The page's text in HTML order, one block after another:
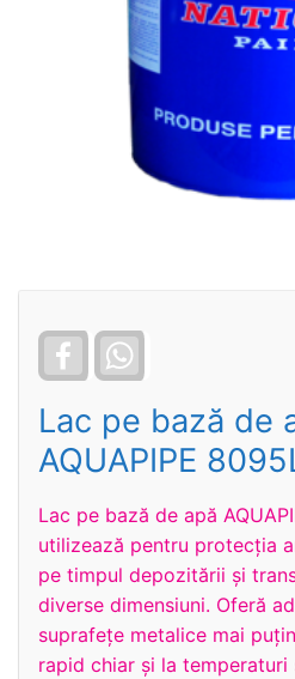
Facebook
Lac pe bază de
AQUAPIPE
Lac pe bază de apă
utilizează pentru protecţia
pe timpul depozitării și
diverse dimensiuni. Oferă
suprafețe metalice mai
rapid chiar și la temperaturi